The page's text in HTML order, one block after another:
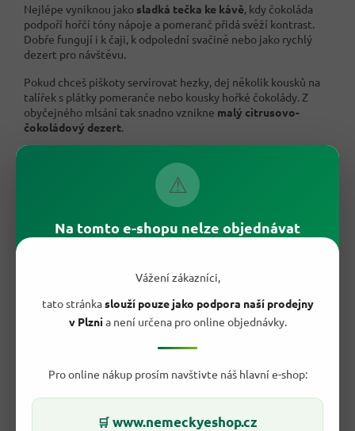
⚠
Na tomto e-shopu nelze objednávat
Vážení zákazníci,
tato stránkaslouží pouze jako podpora naší prodejny
v Plznia není určena pro online objednávky.
Pro online nákup prosím navštivte náš hlavní e-shop:
🛒 www.nemeckyeshop.cz
Nejlépe vyniknou jako sladká tečka ke kávě , kdy čokoláda
podpoří hořčí tóny nápoje a pomeranč přidá svěží kontrast.
Dobře fungují i k čaji, k odpolední svačině nebo jako rychlý
dezert pro návštěvu.
Pokud chceš piškoty servírovat hezky, dej několik kousků na
talířek s plátky pomeranče nebo kousky hořké čokolády. Z
obyčejného mlsání tak snadno vznikne malý citrusovo-
čokoládový dezert.
💡 Tipy pro skladování a servírování